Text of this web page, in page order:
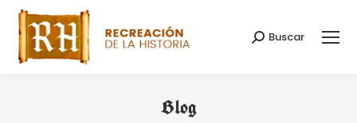
Search:
Buscar
Blog